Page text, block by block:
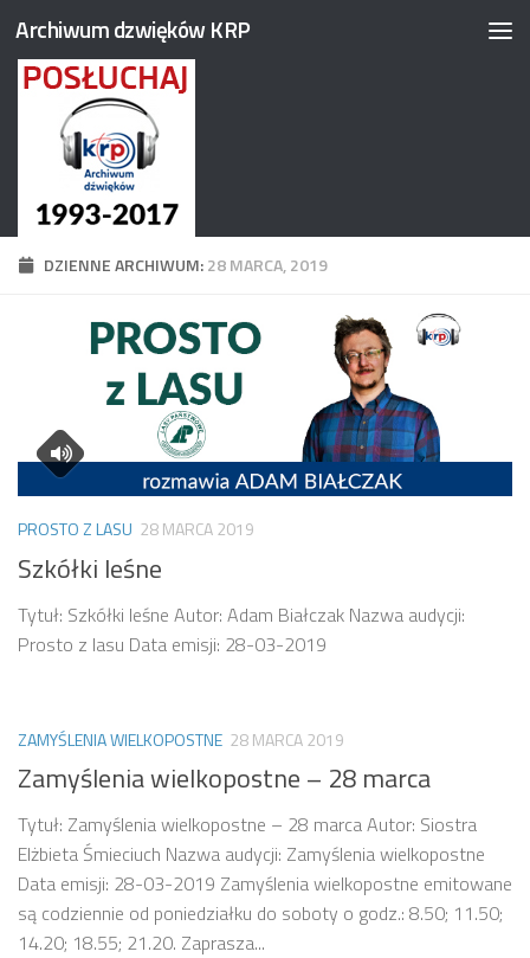
Przejdź do treści
Archiwum dzwięków KRP
DZIENNE ARCHIWUM:28 MARCA, 2019
PROSTO Z LASU 28 MARCA 2019
Szkółki leśne
Tytuł: Szkółki leśne Autor: Adam Białczak Nazwa audycji:
Prosto z lasu Data emisji: 28-03-2019
ZAMYŚLENIA WIELKOPOSTNE 28 MARCA 2019
Zamyślenia wielkopostne – 28 marca
Tytuł: Zamyślenia wielkopostne – 28 marca Autor: Siostra
Elżbieta Śmieciuch Nazwa audycji: Zamyślenia wielkopostne
Data emisji: 28-03-2019 Zamyślenia wielkopostne emitowane
są codziennie od poniedziałku do soboty o godz.: 8.50; 11.50;
14.20; 18.55; 21.20. Zaprasza...